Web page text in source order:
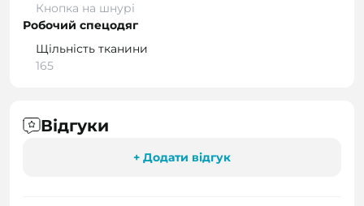
Кнопка на шнурі
Робочий спецодяг
Щільність тканини
165
Відгуки
+ Додати відгук